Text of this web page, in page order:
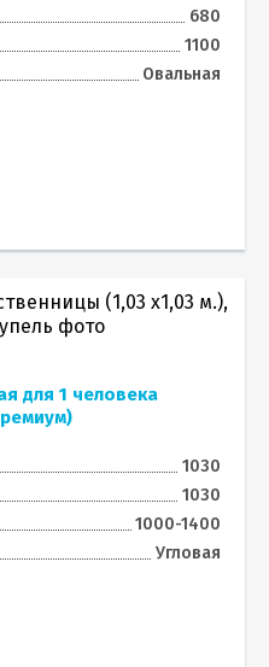
680
1100
Овальная
для 1 человека
1030
1030
1000-1400
Угловая